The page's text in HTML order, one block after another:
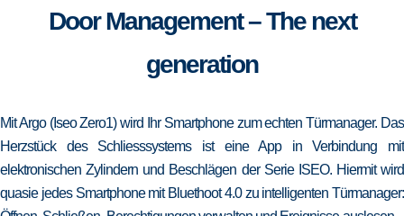
Door Management – The next
generation
Mit Argo (Iseo Zero1) wird Ihr Smartphone zum echten Türmanager. Das
Herzstück des Schliesssystems ist eine App in Verbindung mit
elektronischen Zylindern und Beschlägen der Serie ISEO. Hiermit wird
quasie jedes Smartphone mit Bluethoot 4.0 zu intelligenten Türmanager: